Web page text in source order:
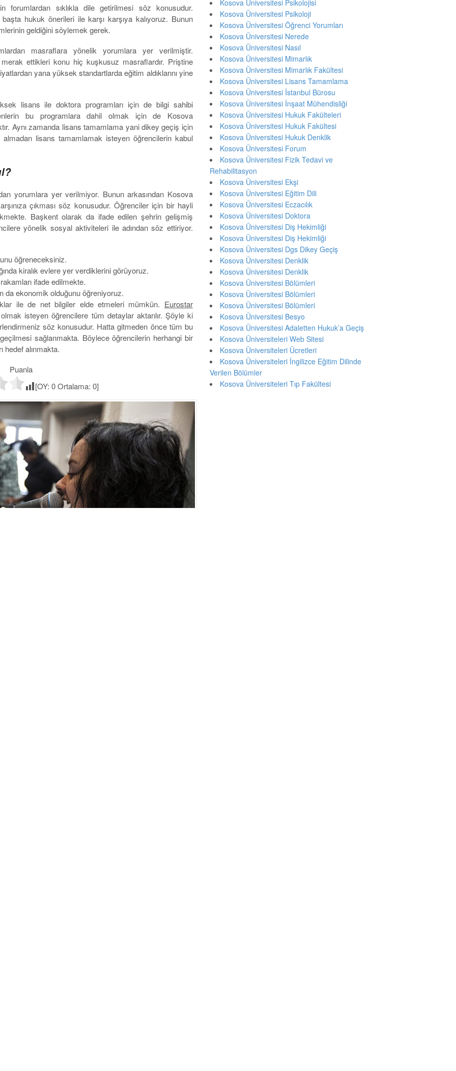
forumlardan sıklıkla dile getirilmesi söz konusudur.
hukuk önerileri ile karşı karşıya kalıyoruz. Bunun
geldiğini söylemek gerek.
masraflara yönelik yorumlara yer verilmiştir.
ettikleri konu hiç kuşkusuz masraflardır. Priştine
yana yüksek standartlarda eğitim aldıklarını yine
lisans ile doktora programları için de bilgi sahibi
bu programlara dahil olmak için de Kosova
Aynı zamanda lisans tamamlama yani dikey geçiş için
lisans tamamlamak isteyen öğrencilerin kabul
yorumlara yer verilmiyor. Bunun arkasından Kosova
çıkması söz konusudur. Öğrenciler için bir hayli
Başkent olarak da ifade edilen şehrin gelişmiş
yönelik sosyal aktiviteleri ile adından söz ettiriyor.
öğreneceksiniz.
kiralık evlere yer verdiklerini görüyoruz.
ifade edilmekte.
da ekonomik olduğunu öğreniyoruz.
ile de net bilgiler elde etmeleri mümkün. Eurostar
isteyen öğrencilere tüm detaylar aktarılır. Şöyle ki
söz konusudur. Hatta gitmeden önce tüm bu
sağlanmakta. Böylece öğrencilerin herhangi bir
hedef alınmakta.
Puanla
[OY: 0Ortalama: 0]
Kosova Üniversitesi Psikolojisi
Kosova Üniversitesi Psikoloji
Kosova Üniversitesi Öğrenci Yorumları
Kosova Üniversitesi Nerede
Kosova Üniversitesi Nasıl
Kosova Üniversitesi Mimarlık
Kosova Üniversitesi Mimarlık Fakültesi
Kosova Üniversitesi Lisans Tamamlama
Kosova Üniversitesi İstanbul Bürosu
Kosova Üniversitesi İnşaat Mühendisliği
Kosova Üniversitesi Hukuk Fakülteleri
Kosova Üniversitesi Hukuk Fakültesi
Kosova Üniversitesi Hukuk Denklik
Kosova Üniversitesi Forum
Kosova Üniversitesi Fizik Tedavi ve
Rehabilitasyon
Kosova Üniversitesi Ekşi
Kosova Üniversitesi Eğitim Dili
Kosova Üniversitesi Eczacılık
Kosova Üniversitesi Doktora
Kosova Üniversitesi Diş Hekimliği
Kosova Üniversitesi Diş Hekimliği
Kosova Üniversitesi Dgs Dikey Geçiş
Kosova Üniversitesi Denklik
Kosova Üniversitesi Denklik
Kosova Üniversitesi Bölümleri
Kosova Üniversitesi Bölümleri
Kosova Üniversitesi Bölümleri
Kosova Üniversitesi Besyo
Kosova Üniversitesi Adaletten Hukuk’a Geçiş
Kosova Üniversiteleri Web Sitesi
Kosova Üniversiteleri Ücretleri
Kosova Üniversiteleri İngilizce Eğitim Dilinde
Verilen Bölümler
Kosova Üniversiteleri Tıp Fakültesi